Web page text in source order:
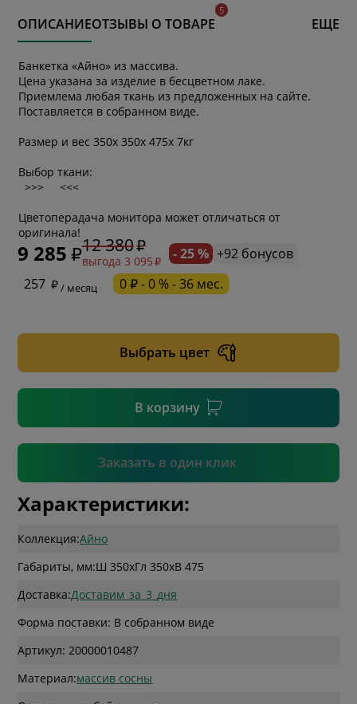
ОПИСАНИЕОТЗЫВЫ О ТОВАРЕ ЕЩЕ
Банкетка «Айно» из массива.
Цена указана за изделие в бесцветном лаке.
Приемлема любая ткань из предложенных на сайте.
Поставляется в собранном виде.
Размер и вес 350x 350x 475x 7кг
Выбор ткани:
>>> <<<
Цветоперадача монитора может отличаться от
оригинала!
9 285 12 380
выгода 3 095 - 25 % +92 бонусов
257
/ месяц 0 ₽ - 0 % - 36 мес.
Выбрать цвет
В корзину
Заказать в один клик
* обязательное поле
* необязательное поле
Подтвердить
Характеристики:
Коллекция:Айно
Габариты, мм:Ш 350xГл 350xВ 475
Доставка:Доставим_за_3_дня
Форма поставки: В собранном виде
Артикул: 20000010487
Материал:массив сосны